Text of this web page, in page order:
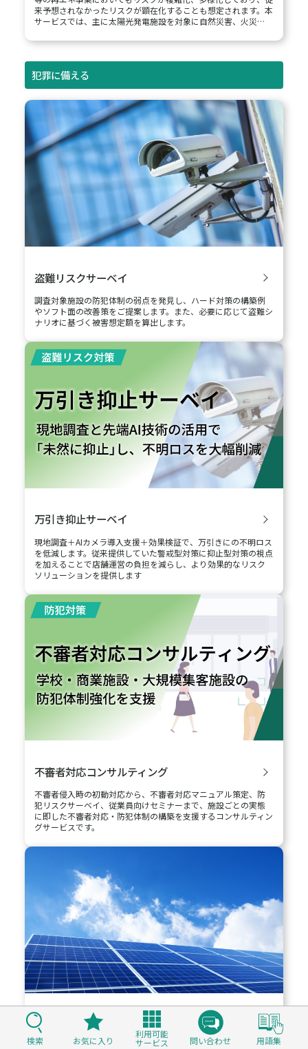
検索 お気に入り
利用可能
サービス 問い合わせ 用語集
化学物質の漏洩拡散シミュレーション
有毒物質や可燃性物質が漏えいした際の拡散範囲について分析
し、構内外の人、施設・設備などへの影響を検証するための情報
を提供します。
再エネリスクアセスメント
サービス
近年、技術革新や企業活動のグローバル化に伴い、太陽光発電
等の再エネ事業においてもリスクが複雑化、多様化しており、従
来予想されなかったリスクが顕在化することも想定されます。本
サービスでは、主に太陽光発電施設を対象に自然災害、火災…
犯罪に備える
盗難リスクサーベイ
調査対象施設の防犯体制の弱点を発見し、ハード対策の構築例
やソフト面の改善策をご提案します。また、必要に応じて盗難シ
ナリオに基づく被害想定額を算出します。
万引き抑止サーベイ
現地調査＋AIカメラ導入支援＋効果検証で、万引きにの不明ロス
を低減します。従来提供していた警戒型対策に抑止型対策の視点
を加えることで店舗運営の負担を減らし、より効果的なリスク
ソリューションを提供します